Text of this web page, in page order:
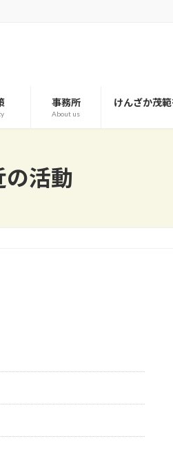
事務所
About us
けんざか茂
の活動